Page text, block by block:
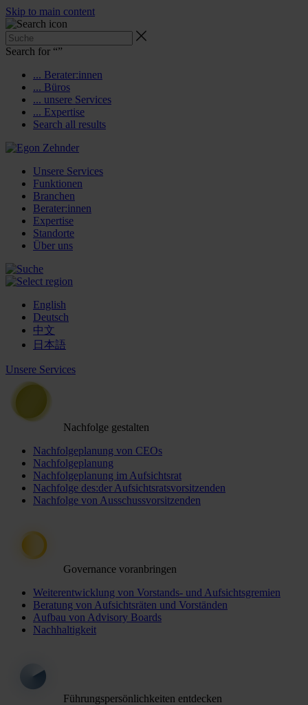
Skip to main content
Search for “”
... Berater:innen
... Büros
... unsere Services
... Expertise
Search all results
Unsere Services
Funktionen
Branchen
Berater:innen
Expertise
Standorte
Über uns
English
Deutsch
中文
日本語
Unsere Services
Nachfolge gestalten
Nachfolgeplanung von CEOs
Nachfolgeplanung
Nachfolgeplanung im Aufsichtsrat
Nachfolge des:der Aufsichtsratsvorsitzenden
Nachfolge von Ausschussvorsitzenden
Governance voranbringen
Weiterentwicklung von Vorstands- und Aufsichtsgremien
Beratung von Aufsichtsräten und Vorständen
Aufbau von Advisory Boards
Nachhaltigkeit
Führungspersönlichkeiten entdecken